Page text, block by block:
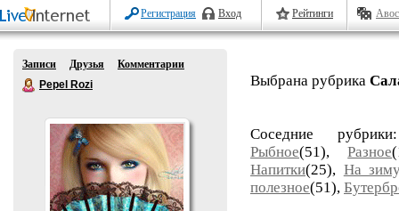
Регистрация Вход Рейтинги
Записи Друзья
Комментарии
Pepel Rozi
Выбрана рубрика
Соседние
Рыбное(51),Разное
Напитки(25), На
полезное(51),